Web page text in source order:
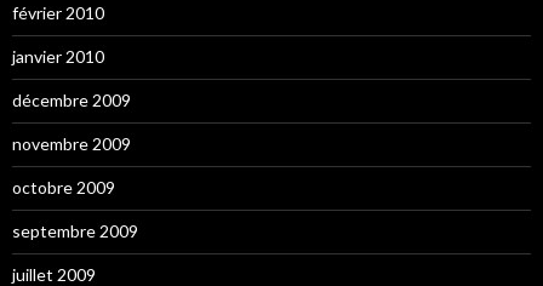
février 2010
janvier 2010
décembre 2009
novembre 2009
octobre 2009
septembre 2009
juillet 2009